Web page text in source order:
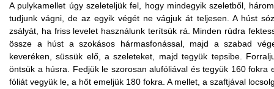
A pulykamellet úgy szeleteljük fel, hogy mindegyik szeletből,
tudjunk vágni, de az egyik végét ne vágjuk át teljesen. A húst
zsályát, ha friss levelet használunk terítsük rá. Minden rúdra
össze a húst a szokásos hármasfonással, majd a szabad
keveréken, süssük elő, a szeleteket, majd tegyük tepsibe.
öntsük a húsra. Fedjük le szorosan alufóliával és tegyük 160 fokra
fóliát vegyük le, a hőt emeljük 180 fokra. A mellet, a szaftjával